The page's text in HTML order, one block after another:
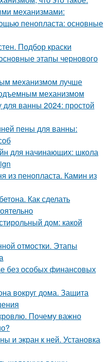
механизмами:
пенопласта: основные
Подбор краски
этапы чернового
механизмом лучше
механизмом
для ванны 2024: простой
пены для ванны:
для начинающих: школа
из пенопласта. Камин из
Как сделать
дом: какой
отмостки. Этапы
без особых финансовых
вокруг дома. Защита
Почему важно
и экран к ней. Установка